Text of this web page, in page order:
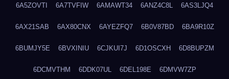
6A5ZOVTI 6A7TVFIW 6AMAWT34 6ANZ4C8L 6AS3LJQ4
6AX21SAB 6AX80CNX 6AYEZFQ7 6B0V87BD 6BA9R10Z
6BUMJY5E 6BVXINIU 6CJKUI7J 6D1OSCXH 6D8BUPZM
6DCMVTHM 6DDK07UL 6DEL198E 6DMVW7ZP